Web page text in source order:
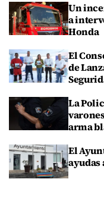
Un
a
Honda
El
de
La
arma
El
ayudas